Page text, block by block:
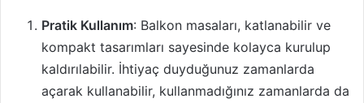
Pratik Kullanım: Balkon masaları, katlanabilir ve
kompakt tasarımları sayesinde kolayca kurulup
kaldırılabilir. İhtiyaç duyduğunuz zamanlarda
açarak kullanabilir, kullanmadığınız zamanlarda da